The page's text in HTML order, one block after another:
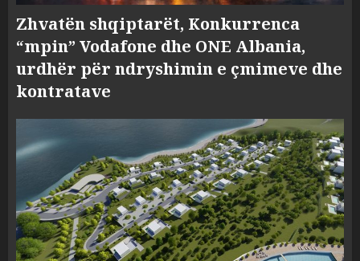
Zhvatën shqiptarët, Konkurrenca
“mpin” Vodafone dhe ONE Albania,
urdhër për ndryshimin e çmimeve dhe
kontratave